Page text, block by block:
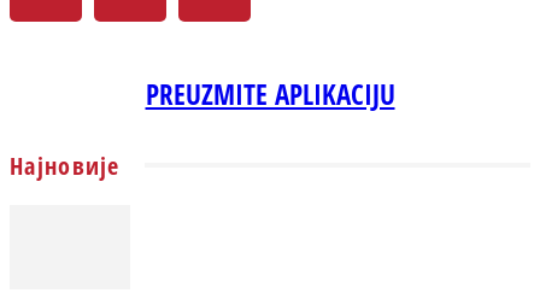
PREUZMITE APLIKACIJU
Најновије